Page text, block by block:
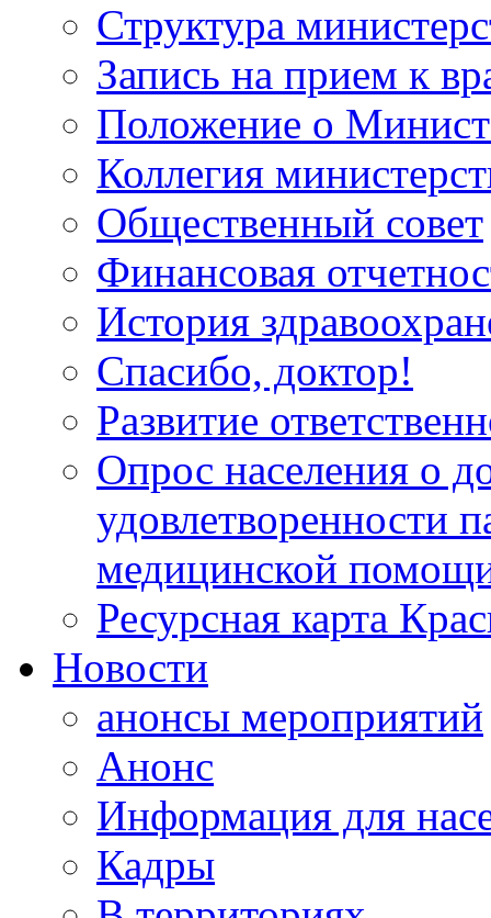
Структура
Запись на прием к
Положение о
Коллегия
Общественный совет
Финансовая
История
Спасибо, доктор!
Развитие
Опрос населения о
удовлетворенности
медицинской
Ресурсная карта
Новости
анонсы мероприятий
Анонс
Информация для
Кадры